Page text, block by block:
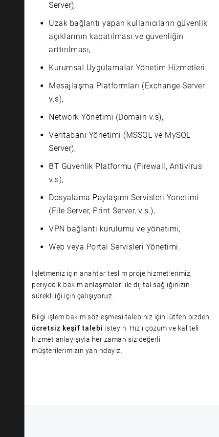
Server),
Uzak bağlantı yapan kullanıcıların güvenlik
açıklarının kapatılması ve güvenliğin
arttırılması,
Kurumsal Uygulamalar Yönetim Hizmetleri,
Mesajlaşma Platformları (Exchange Server
v.s),
Network Yönetimi (Domain v.s),
Veritabanı Yönetimi (MSSQL ve MySQL
Server),
BT Güvenlik Platformu (Firewall, Antivirus
v.s),
Dosyalama Paylaşımı Servisleri Yönetimi
(File Server, Print Server, v.s.),
VPN bağlantı kurulumu ve yönetimi,
Web veya Portal Servisleri Yönetimi.
İşletmeniz için anahtar teslim proje hizmetlerimiz,
periyodik bakım anlaşmaları ile dijital sağlığınızın
sürekliliği için çalışıyoruz.
Bilgi işlem bakım sözleşmesi talebiniz için lütfen bizden
ücretsiz keşif talebi isteyin. Hızlı çözüm ve kaliteli
hizmet anlayışıyla her zaman siz değerli
müşterilerimizin yanındayız.